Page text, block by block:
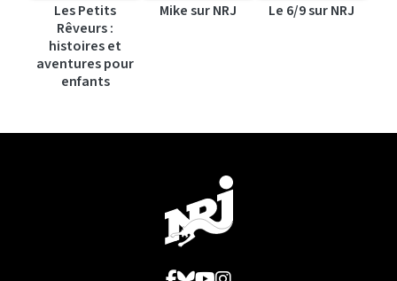
Les Petits
Rêveurs :
histoires et
aventures pour
enfants
Mike sur NRJ Le 6/9 sur NRJ